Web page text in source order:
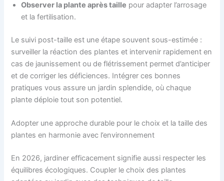
Observer la plante après taille pour adapter l’arrosage
et la fertilisation.
Le suivi post-taille est une étape souvent sous-estimée :
surveiller la réaction des plantes et intervenir rapidement en
cas de jaunissement ou de flétrissement permet d’anticiper
et de corriger les déficiences. Intégrer ces bonnes
pratiques vous assure un jardin splendide, où chaque
plante déploie tout son potentiel.
Adopter une approche durable pour le choix et la taille des
plantes en harmonie avec l’environnement
En 2026, jardiner efficacement signifie aussi respecter les
équilibres écologiques. Coupler le choix des plantes